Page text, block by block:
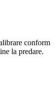
conform
la predare.